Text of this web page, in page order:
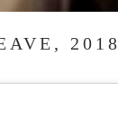
2018